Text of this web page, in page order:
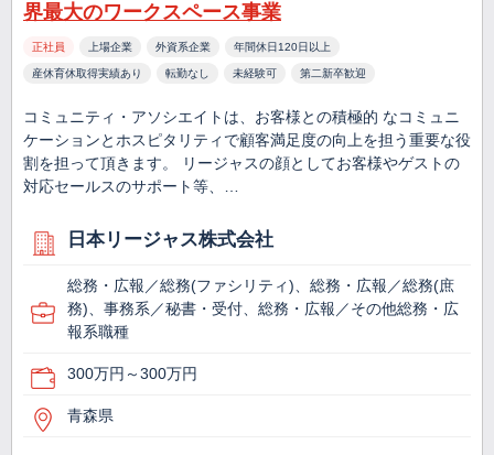
界最大のワークスペース事業
正社員 上場企業 外資系企業 年間休日120日以上
産休育休取得実績あり 転勤なし 未経験可 第二新卒歓迎
コミュニティ・アソシエイトは、お客様との積極的 なコミュニ
ケーションとホスピタリティで顧客満足度の向上を担う重要な役
割を担って頂きます。 リージャスの顔としてお客様やゲストの
対応セールスのサポート等、…
日本リージャス株式会社
総務・広報／総務(ファシリティ)、総務・広報／総務(庶
務)、事務系／秘書・受付、総務・広報／その他総務・広
報系職種
300万円～300万円
青森県